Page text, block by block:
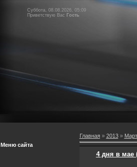
Суббота, 08.08.2026, 05:09
Приветствую Вас Гость
Меню сайта
Главная» 2013 » Март
4 дня в мае